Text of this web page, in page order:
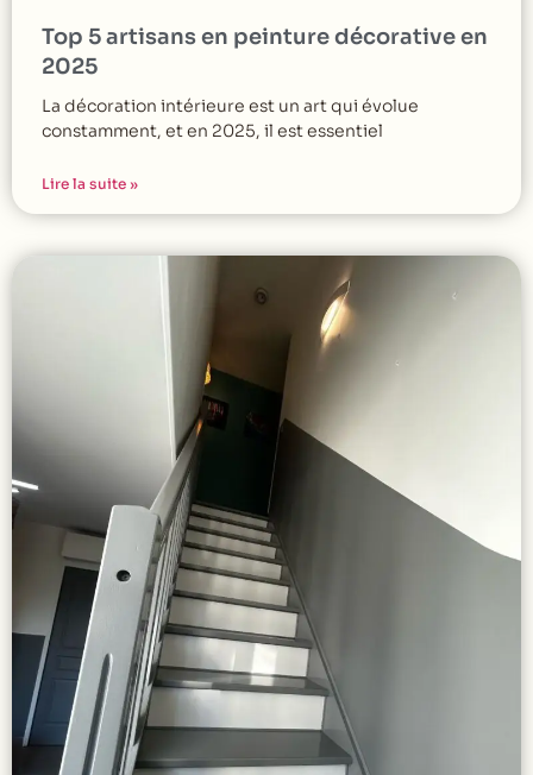
Top 5 artisans en peinture décorative en
2025
La décoration intérieure est un art qui évolue
constamment, et en 2025, il est essentiel
Lire la suite »